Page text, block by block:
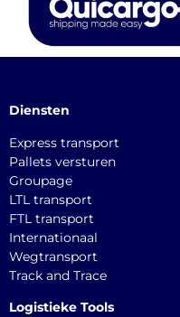
Diensten
Express transport
Pallets versturen
Groupage
LTL transport
FTL transport
Internationaal
Wegtransport
Track and Trace
Logistieke Tools